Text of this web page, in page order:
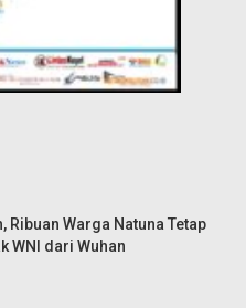
Ribuan Warga Natuna Tetap
WNI dari Wuhan